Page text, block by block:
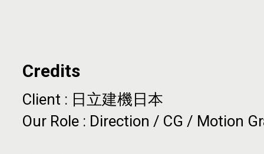
Credits
Client : 日立建機日本
Our Role : Direction / CG / Motion